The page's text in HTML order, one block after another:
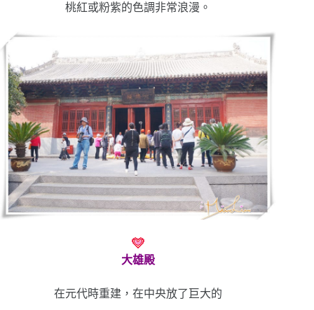
桃紅或粉紫的色調非常浪漫。
大雄殿
在元代時重建，在中央放了巨大的